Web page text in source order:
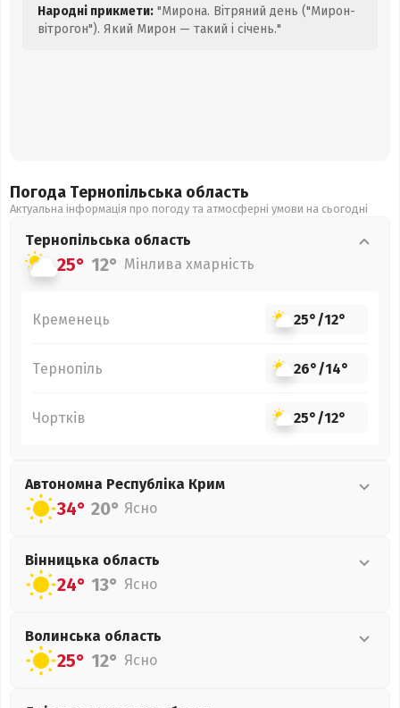
Народні прикмети: "Мирона. Вітряний день ("Мирон-
вітрогон"). Який Мирон — такий і січень."
Погода Тернопільська область
Актуальна інформація про погоду та атмосферні умови на сьогодні
Тернопільська область
25° 12° Мінлива хмарність
Кременець 25°/12°
Тернопіль 26°/14°
Чортків 25°/12°
Автономна Республіка Крим
34° 20° Ясно
Вінницька область
24° 13° Ясно
Волинська область
25° 12° Ясно